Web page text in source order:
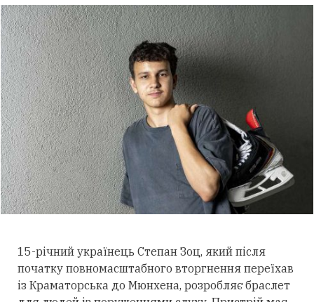
15-річний українець Степан Зоц, який після
початку повномасштабного вторгнення переїхав
із Краматорська до Мюнхена, розробляє браслет